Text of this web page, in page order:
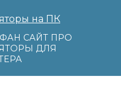
САЙТ ПРО
ДЛЯ